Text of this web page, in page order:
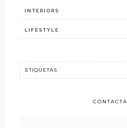
INTERIORS
LIFESTYLE
CONTACTA